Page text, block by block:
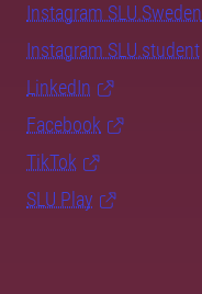
Instagram SLU.Sweden
Instagram SLU.student
LinkedIn
Facebook
TikTok
SLU Play